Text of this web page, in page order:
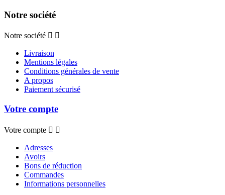
Notre société
Notre société  
Livraison
Mentions légales
Conditions générales de vente
A propos
Paiement sécurisé
Votre compte
Votre compte  
Adresses
Avoirs
Bons de réduction
Commandes
Informations personnelles